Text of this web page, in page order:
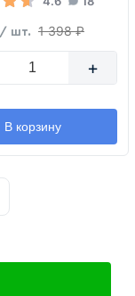
/ шт. 1 398 ₽
+
В корзину